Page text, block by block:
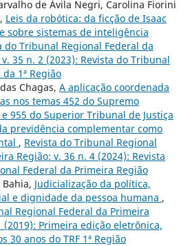
de Ávila Negri, Carolina Fiorini
Leis da robótica: da ficção de Isaac
sobre sistemas de inteligência
do Tribunal Regional Federal da
35 n. 2 (2023): Revista do Tribunal
1ª Região
Chagas, A aplicação coordenada
nos temas 452 do Supremo
955 do Superior Tribunal de Justiça
previdência complementar como
, Revista do Tribunal Regional
Região: v. 36 n. 4 (2024): Revista
Federal da Primeira Região
Bahia, Judicialização da política,
e dignidade da pessoa humana ,
Regional Federal da Primeira
(2019): Primeira edição eletrônica,
30 anos do TRF 1ª Região